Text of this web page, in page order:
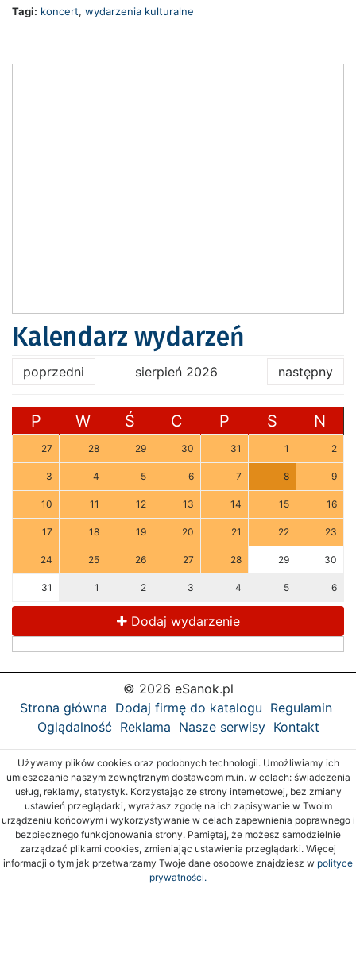
Tagi: koncert, wydarzenia kulturalne
Kalendarz wydarzeń
poprzedni sierpień 2026 następny
P W Ś C P S N
27 28 29 30 31 1 2
3 4 5 6 7 8 9
10 11 12 13 14 15 16
17 18 19 20 21 22 23
24 25 26 27 28 29 30
31 1 2 3 4 5 6
Dodaj wydarzenie
© 2026 eSanok.pl
Strona główna Dodaj firmę do katalogu Regulamin
Oglądalność Reklama Nasze serwisy Kontakt
Używamy plików cookies oraz podobnych technologii. Umożliwiamy ich
umieszczanie naszym zewnętrznym dostawcom m.in. w celach: świadczenia
usług, reklamy, statystyk. Korzystając ze strony internetowej, bez zmiany
ustawień przeglądarki, wyrażasz zgodę na ich zapisywanie w Twoim
urządzeniu końcowym i wykorzystywanie w celach zapewnienia poprawnego i
bezpiecznego funkcjonowania strony. Pamiętaj, że możesz samodzielnie
zarządzać plikami cookies, zmieniając ustawienia przeglądarki. Więcej
informacji o tym jak przetwarzamy Twoje dane osobowe znajdziesz w polityce
prywatności.